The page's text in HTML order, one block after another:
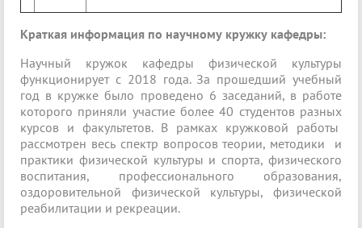
Краткая информация по научному кружку кафедры:
Научный кружок кафедры физической культуры
функционирует с 2018 года. За прошедший учебный
год в кружке было проведено 6 заседаний, в работе
которого приняли участие более 40 студентов разных
курсов и факультетов. В рамках кружковой работы
рассмотрен весь спектр вопросов теории, методики и
практики физической культуры и спорта, физического
воспитания, профессионального образования,
оздоровительной физической культуры, физической
реабилитации и рекреации.